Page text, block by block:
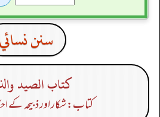
سنن نسائي
كتاب الصيد
کتاب: شکار اور ذبیحہ کے